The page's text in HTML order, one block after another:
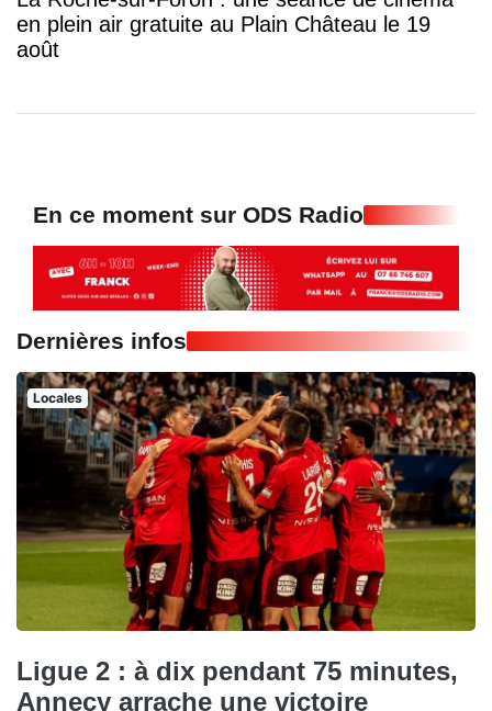
en plein air gratuite au Plain Château le 19
août
En ce moment sur ODS Radio
Dernières infos
Locales
Ligue 2 : à dix pendant 75 minutes,
Annecy arrache une victoire